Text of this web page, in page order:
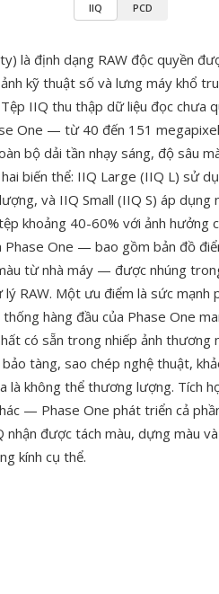
IIQ PCD
là định dạng RAW độc quyền
kỹ thuật số và lưng máy khổ
IIQ thu thập dữ liệu đọc chưa
One — từ 40 đến 151
bộ dải tần nhạy sáng, độ sâu
biến thể: IIQ Large (IIQ L) sử
và IIQ Small (IIQ S) áp dụng
khoảng 40-60% với ảnh hưởng
Phase One — bao gồm bản đồ
từ nhà máy — được nhúng
RAW. Một ưu điểm là sức mạnh
hàng đầu của Phase One
có sẵn trong nhiếp ảnh thương
tàng, sao chép nghệ thuật,
là không thể thương lượng. Tích
— Phase One phát triển cả
được tách màu, dựng màu
kính cụ thể.